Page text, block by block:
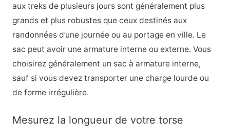
aux treks de plusieurs jours sont généralement plus
grands et plus robustes que ceux destinés aux
randonnées d’une journée ou au portage en ville. Le
sac peut avoir une armature interne ou externe. Vous
choisirez généralement un sac à armature interne,
sauf si vous devez transporter une charge lourde ou
de forme irrégulière.
Mesurez la longueur de votre torse